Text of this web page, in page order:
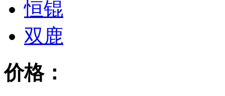
恒锟
双鹿
价格：